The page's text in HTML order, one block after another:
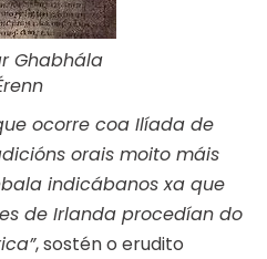
Ghabhála
ocorre coa Ilíada de
orais moito máis
indicábanos xa que
de Irlanda procedían do
, sostén o erudito